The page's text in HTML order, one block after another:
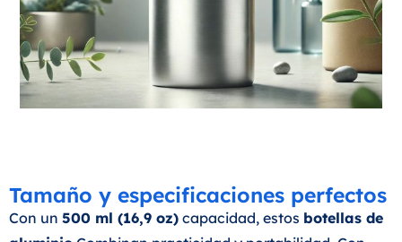
Tamaño y especificaciones perfectos
Con un 500 ml (16,9 oz) capacidad, estos botellas de